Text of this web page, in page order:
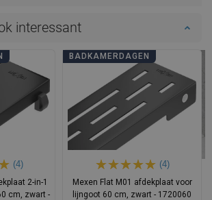
interessant
(4)
2-in-1
cm, zwart -
BADKAMERDAGEN
(4)
Mexen Flat M01 afdekplaat voor
lijngoot 60 cm, zwart - 1720060